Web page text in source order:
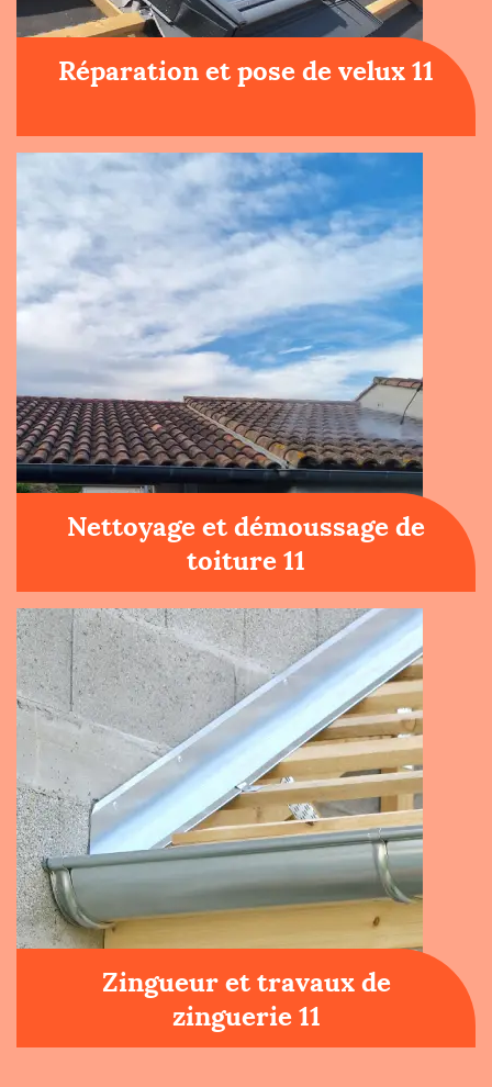
Réparation et pose de velux 11
Nettoyage et démoussage de
toiture 11
Zingueur et travaux de
zinguerie 11